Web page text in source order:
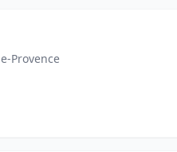
Provence